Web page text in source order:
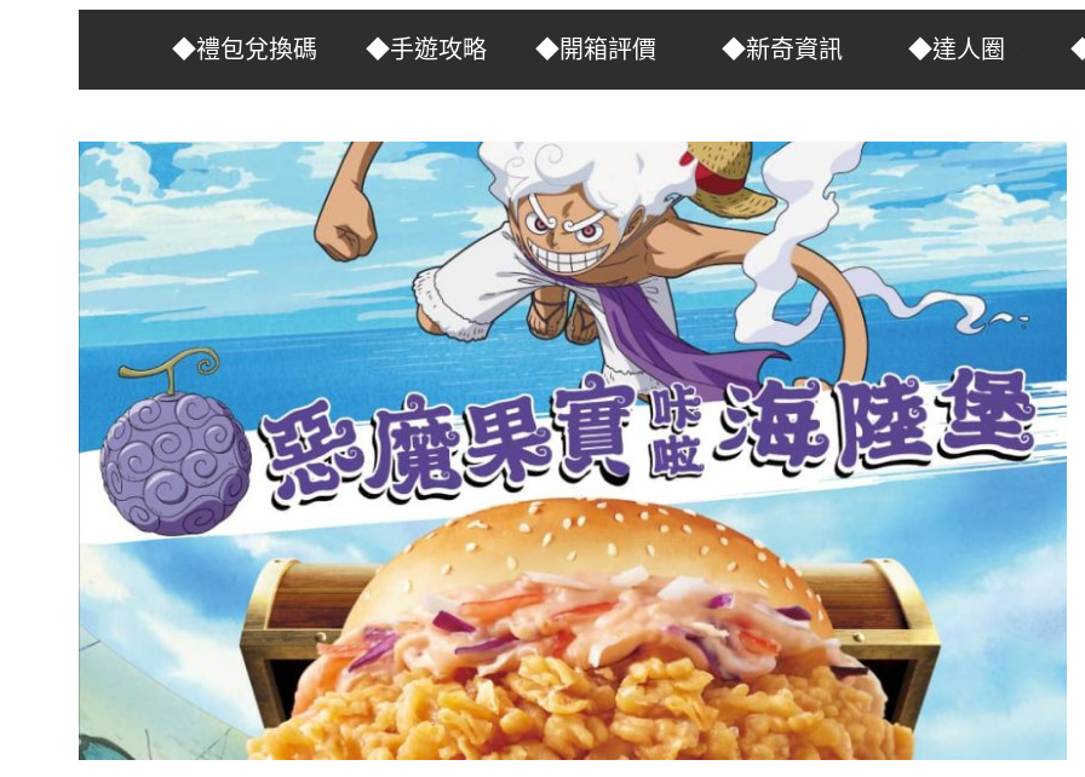
家
達
人
推
薦
No.1
戲
科
技
自
媒
體。
◆禮包兌換碼 ◆手遊攻略 ◆開箱評價 ◆新奇資訊 ◆達人圈